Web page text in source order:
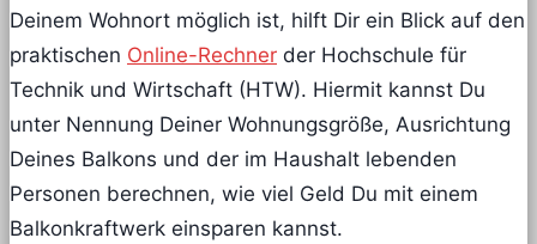
Deinem Wohnort möglich ist, hilft Dir ein Blick auf den
praktischen Online-Rechner der Hochschule für
Technik und Wirtschaft (HTW). Hiermit kannst Du
unter Nennung Deiner Wohnungsgröße, Ausrichtung
Deines Balkons und der im Haushalt lebenden
Personen berechnen, wie viel Geld Du mit einem
Balkonkraftwerk einsparen kannst.